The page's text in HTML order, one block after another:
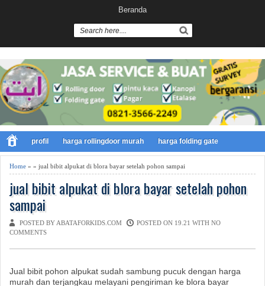
Beranda
profil harga rollingdoor murah harga folding gate
Home » » jual bibit alpukat di blora bayar setelah pohon sampai
jual bibit alpukat di blora bayar setelah pohon
sampai
POSTED BY ABATAFORKIDS.COM POSTED ON 19.21 WITH NO
COMMENTS
Jual bibit pohon alpukat sudah sambung pucuk dengan harga
murah dan terjangkau melayani pengiriman ke blora bayar